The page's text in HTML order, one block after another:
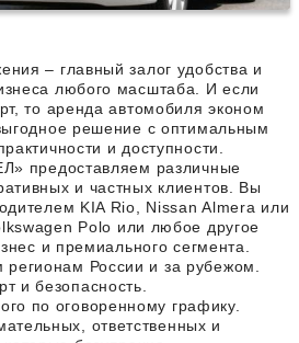
– главный залог удобства и
любого масштаба. И если
то аренда автомобиля эконом
решение с оптимальным
и доступности.
предоставляем различные
и частных клиентов. Вы
KIA Rio, Nissan Almera или
Polo или любое другое
и премиального сегмента.
России и за рубежом.
и безопасность.
по оговоренному графику.
ответственных и